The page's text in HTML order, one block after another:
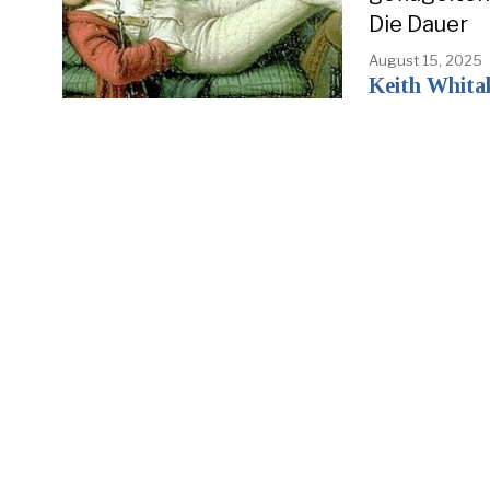
Die Dauer
August 15, 2025
Keith